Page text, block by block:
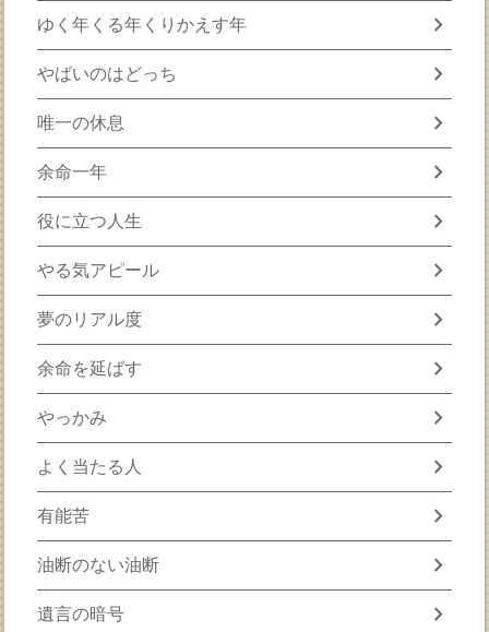
ゆく年くる年くりかえす年 chevron_right
やばいのはどっち chevron_right
唯一の休息 chevron_right
余命一年 chevron_right
役に立つ人生 chevron_right
やる気アピール chevron_right
夢のリアル度 chevron_right
余命を延ばす chevron_right
やっかみ chevron_right
よく当たる人 chevron_right
有能苦 chevron_right
油断のない油断 chevron_right
遺言の暗号 chevron_right